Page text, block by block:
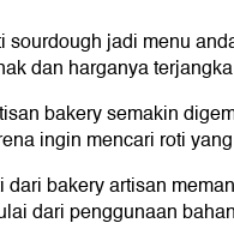
sourdough jadi menu
dan harganya
bakery semakin
ingin mencari roti
dari bakery artisan
dari penggunaan